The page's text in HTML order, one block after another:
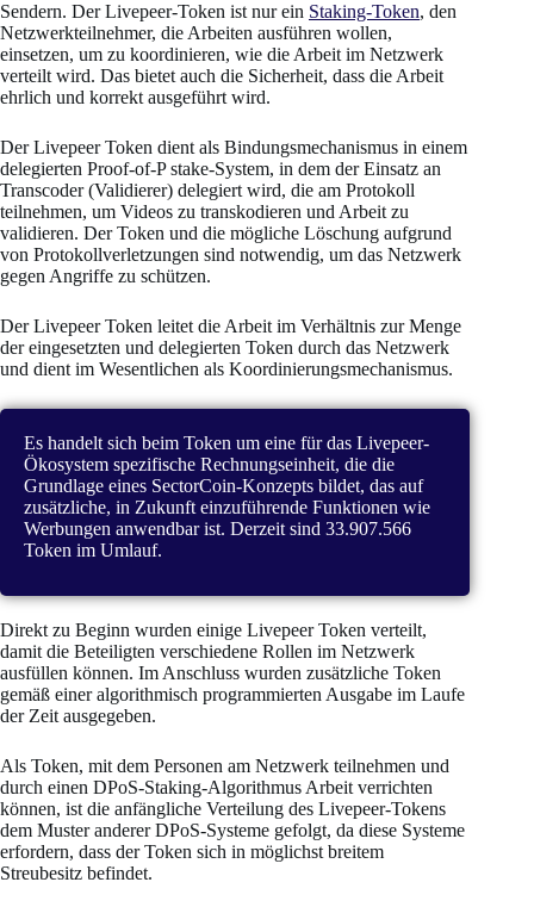
Sendern. Der Livepeer-Token ist nur ein Staking-Token, den
Netzwerkteilnehmer, die Arbeiten ausführen wollen,
einsetzen, um zu koordinieren, wie die Arbeit im Netzwerk
verteilt wird. Das bietet auch die Sicherheit, dass die Arbeit
ehrlich und korrekt ausgeführt wird.
Der Livepeer Token dient als Bindungsmechanismus in einem
delegierten Proof-of-P stake-System, in dem der Einsatz an
Transcoder (Validierer) delegiert wird, die am Protokoll
teilnehmen, um Videos zu transkodieren und Arbeit zu
validieren. Der Token und die mögliche Löschung aufgrund
von Protokollverletzungen sind notwendig, um das Netzwerk
gegen Angriffe zu schützen.
Der Livepeer Token leitet die Arbeit im Verhältnis zur Menge
der eingesetzten und delegierten Token durch das Netzwerk
und dient im Wesentlichen als Koordinierungsmechanismus.
Es handelt sich beim Token um eine für das Livepeer-
Ökosystem spezifische Rechnungseinheit, die die
Grundlage eines SectorCoin-Konzepts bildet, das auf
zusätzliche, in Zukunft einzuführende Funktionen wie
Werbungen anwendbar ist. Derzeit sind 33.907.566
Token im Umlauf.
Direkt zu Beginn wurden einige Livepeer Token verteilt,
damit die Beteiligten verschiedene Rollen im Netzwerk
ausfüllen können. Im Anschluss wurden zusätzliche Token
gemäß einer algorithmisch programmierten Ausgabe im Laufe
der Zeit ausgegeben.
Als Token, mit dem Personen am Netzwerk teilnehmen und
durch einen DPoS-Staking-Algorithmus Arbeit verrichten
können, ist die anfängliche Verteilung des Livepeer-Tokens
dem Muster anderer DPoS-Systeme gefolgt, da diese Systeme
erfordern, dass der Token sich in möglichst breitem
Streubesitz befindet.